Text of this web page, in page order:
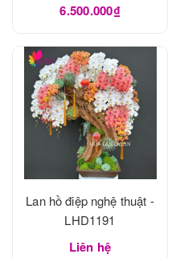
6.500.000₫
Lan hồ điệp nghệ thuật -
LHD1191
Liên hệ